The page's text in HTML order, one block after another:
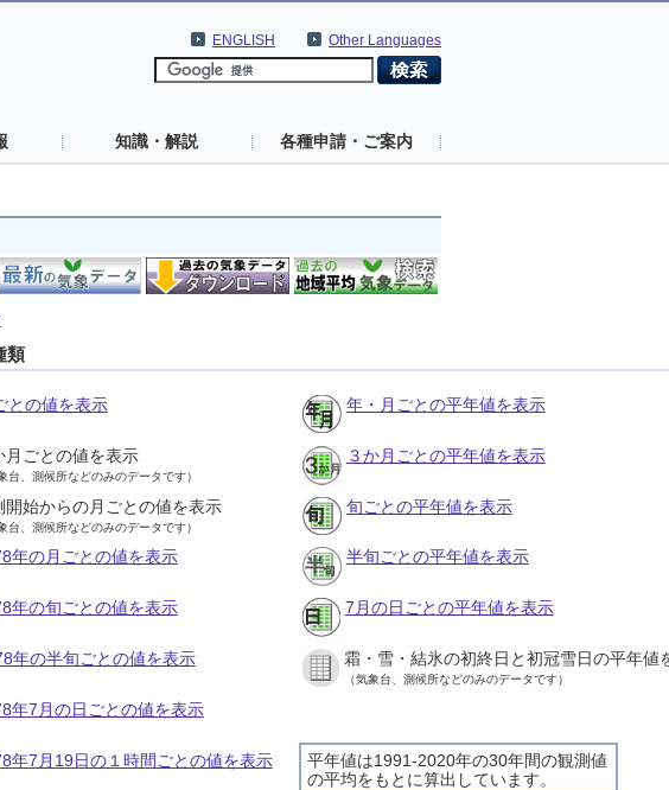
Other Languages
ENGLISH
知識・解説 各種申請・ご案内
類
との値を表示 年・月ごとの平年値を表示
月ごとの値を表示
台、測候所などのみのデータです）
３か月ごとの平年値を表示
開始からの月ごとの値を表示
台、測候所などのみのデータです）
旬ごとの平年値を表示
年の月ごとの値を表示 半旬ごとの平年値を表示
年の旬ごとの値を表示 7月の日ごとの平年値を表示
年の半旬ごとの値を表示 霜・雪・結氷の初終日と初冠雪日の平年値
（気象台、測候所などのみのデータです）
年7月の日ごとの値を表示
平年値は1991-2020年の30年間の観測値
の平均をもとに算出しています。
年7月19日の１時間ごとの値を表示